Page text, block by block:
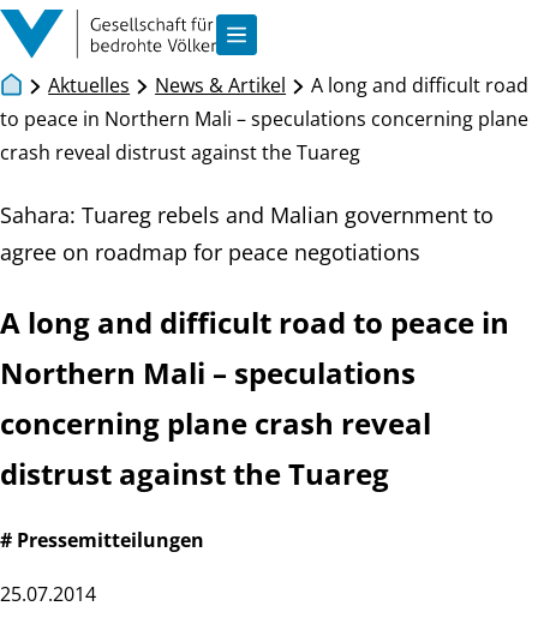
Zum Inhalt springen
Navigation anzeigen
Aktuelles
News & Artikel
A long and difficult road
to peace in Northern Mali – speculations concerning plane
crash reveal distrust against the Tuareg
Sahara: Tuareg rebels and Malian government to
agree on roadmap for peace negotiations
A long and difficult road to peace in
Northern Mali – speculations
concerning plane crash reveal
distrust against the Tuareg
# Pressemitteilungen
25.07.2014